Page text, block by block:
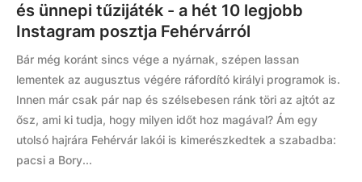
és ünnepi tűzijáték - a hét 10 legjobb
Instagram posztja Fehérvárról
Bár még koránt sincs vége a nyárnak, szépen lassan
lementek az augusztus végére ráfordító királyi programok is.
Innen már csak pár nap és szélsebesen ránk töri az ajtót az
ősz, ami ki tudja, hogy milyen időt hoz magával? Ám egy
utolsó hajrára Fehérvár lakói is kimerészkedtek a szabadba:
pacsi a Bory...